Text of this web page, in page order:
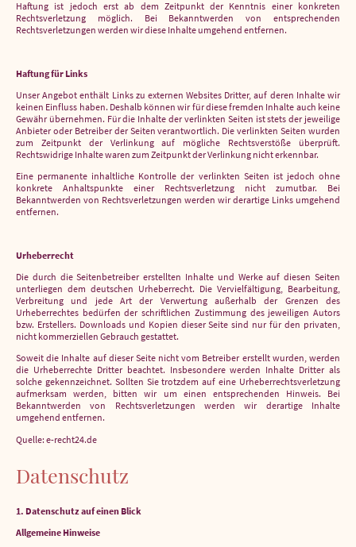
Haftung ist jedoch erst ab dem Zeitpunkt der Kenntnis einer konkreten
Rechtsverletzung möglich. Bei Bekanntwerden von entsprechenden
Rechtsverletzungen werden wir diese Inhalte umgehend entfernen.
Haftung für Links
Unser Angebot enthält Links zu externen Websites Dritter, auf deren Inhalte wir
keinen Einfluss haben. Deshalb können wir für diese fremden Inhalte auch keine
Gewähr übernehmen. Für die Inhalte der verlinkten Seiten ist stets der jeweilige
Anbieter oder Betreiber der Seiten verantwortlich. Die verlinkten Seiten wurden
zum Zeitpunkt der Verlinkung auf mögliche Rechtsverstöße überprüft.
Rechtswidrige Inhalte waren zum Zeitpunkt der Verlinkung nicht erkennbar.
Eine permanente inhaltliche Kontrolle der verlinkten Seiten ist jedoch ohne
konkrete Anhaltspunkte einer Rechtsverletzung nicht zumutbar. Bei
Bekanntwerden von Rechtsverletzungen werden wir derartige Links umgehend
entfernen.
Urheberrecht
Die durch die Seitenbetreiber erstellten Inhalte und Werke auf diesen Seiten
unterliegen dem deutschen Urheberrecht. Die Vervielfältigung, Bearbeitung,
Verbreitung und jede Art der Verwertung außerhalb der Grenzen des
Urheberrechtes bedürfen der schriftlichen Zustimmung des jeweiligen Autors
bzw. Erstellers. Downloads und Kopien dieser Seite sind nur für den privaten,
nicht kommerziellen Gebrauch gestattet.
Soweit die Inhalte auf dieser Seite nicht vom Betreiber erstellt wurden, werden
die Urheberrechte Dritter beachtet. Insbesondere werden Inhalte Dritter als
solche gekennzeichnet. Sollten Sie trotzdem auf eine Urheberrechtsverletzung
aufmerksam werden, bitten wir um einen entsprechenden Hinweis. Bei
Bekanntwerden von Rechtsverletzungen werden wir derartige Inhalte
umgehend entfernen.
Quelle: e-recht24.de
Datenschutz
1. Datenschutz auf einen Blick
Allgemeine Hinweise